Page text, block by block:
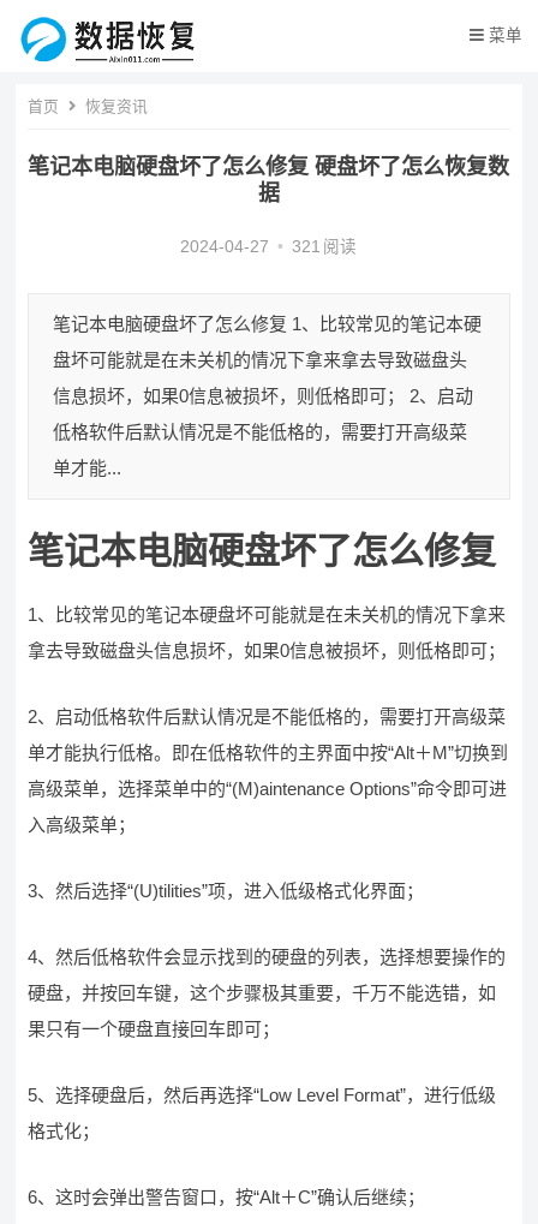
菜单
首页 恢复资讯
笔记本电脑硬盘坏了怎么修复 硬盘坏了怎么恢复数
据
2024-04-27 • 321 阅读
笔记本电脑硬盘坏了怎么修复 1、比较常见的笔记本硬
盘坏可能就是在未关机的情况下拿来拿去导致磁盘头
信息损坏，如果0信息被损坏，则低格即可； 2、启动
低格软件后默认情况是不能低格的，需要打开高级菜
单才能...
笔记本电脑硬盘坏了怎么修复
1、比较常见的笔记本硬盘坏可能就是在未关机的情况下拿来
拿去导致磁盘头信息损坏，如果0信息被损坏，则低格即可；
2、启动低格软件后默认情况是不能低格的，需要打开高级菜
单才能执行低格。即在低格软件的主界面中按“Alt＋M”切换到
高级菜单，选择菜单中的“(M)aintenance Options”命令即可进
入高级菜单；
3、然后选择“(U)tilities”项，进入低级格式化界面；
4、然后低格软件会显示找到的硬盘的列表，选择想要操作的
硬盘，并按回车键，这个步骤极其重要，千万不能选错，如
果只有一个硬盘直接回车即可；
5、选择硬盘后，然后再选择“Low Level Format”，进行低级
格式化；
6、这时会弹出警告窗口，按“Alt＋C”确认后继续；